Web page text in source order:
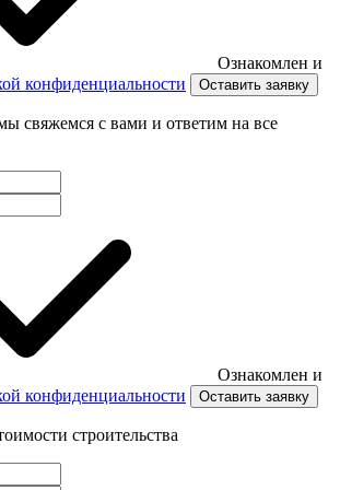
Ознакомлен и
конфиденциальности Оставить заявку
свяжемся с вами и ответим на все
Ознакомлен и
конфиденциальности Оставить заявку
строительства